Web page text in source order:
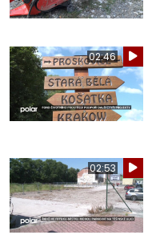
02:46
02:53